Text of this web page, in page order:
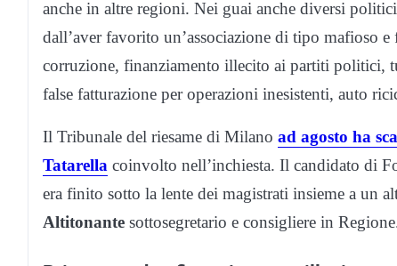
anche in altre regioni. Nei guai anche diversi
dall’aver favorito un’associazione di tipo mafioso
corruzione, finanziamento illecito ai partiti politici,
false fatturazione per operazioni inesistenti, auto
Il Tribunale del riesame di Milano ad agosto ha
Tatarella coinvolto nell’inchiesta. Il candidato di
era finito sotto la lente dei magistrati insieme a un
Altitonante sottosegretario e consigliere in